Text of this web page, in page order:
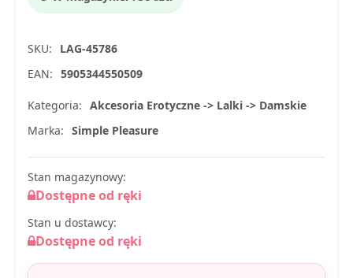
SKU:
LAG-45786
EAN: 5905344550509
Kategoria: Akcesoria Erotyczne -> Lalki -> Damskie
Marka: Simple Pleasure
Stan magazynowy:
Dostępne od ręki
Stan u dostawcy:
Dostępne od ręki